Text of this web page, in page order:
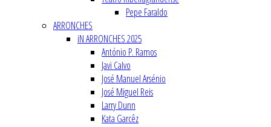
Pepe Faraldo
ARRONCHES
iN ARRONCHES 2025
António P. Ramos
Javi Calvo
José Manuel Arsénio
José Miguel Reis
Larry Dunn
Kata Garcêz